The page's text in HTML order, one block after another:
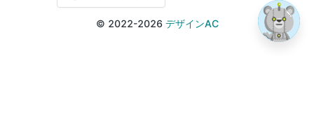
© 2022-2026 デザインAC